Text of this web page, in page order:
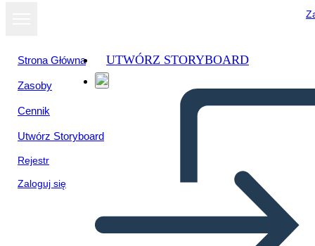
Strona Główna
Zasoby
Cennik
Utwórz Storyboard
Rejestr
Zaloguj się
UTWÓRZ STORYBOARD